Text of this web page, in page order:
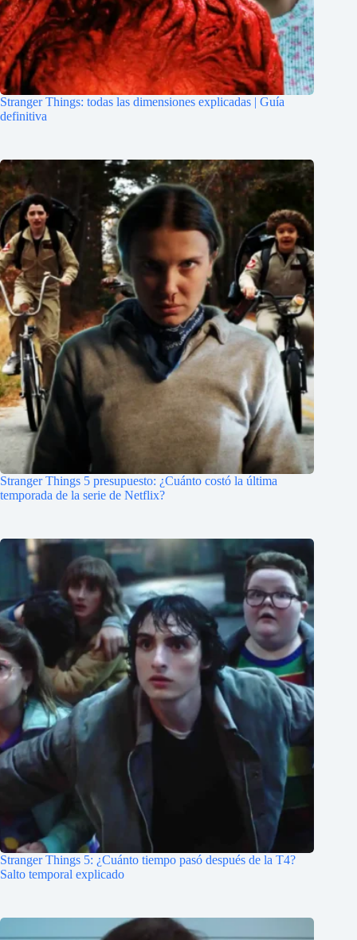
Stranger Things: todas las dimensiones explicadas | Guía
definitiva
Stranger Things 5 presupuesto: ¿Cuánto costó la última
temporada de la serie de Netflix?
Stranger Things 5: ¿Cuánto tiempo pasó después de la T4?
Salto temporal explicado